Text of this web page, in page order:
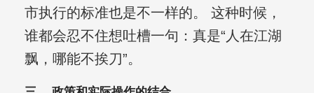
市执行的标准也是不一样的。 这种时候，
谁都会忍不住想吐槽一句：真是“人在江湖
飘，哪能不挨刀”。